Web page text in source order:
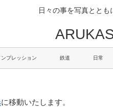
日々の事を写真ととも
ンプレッション 鉄道 日常
に移動いたします。